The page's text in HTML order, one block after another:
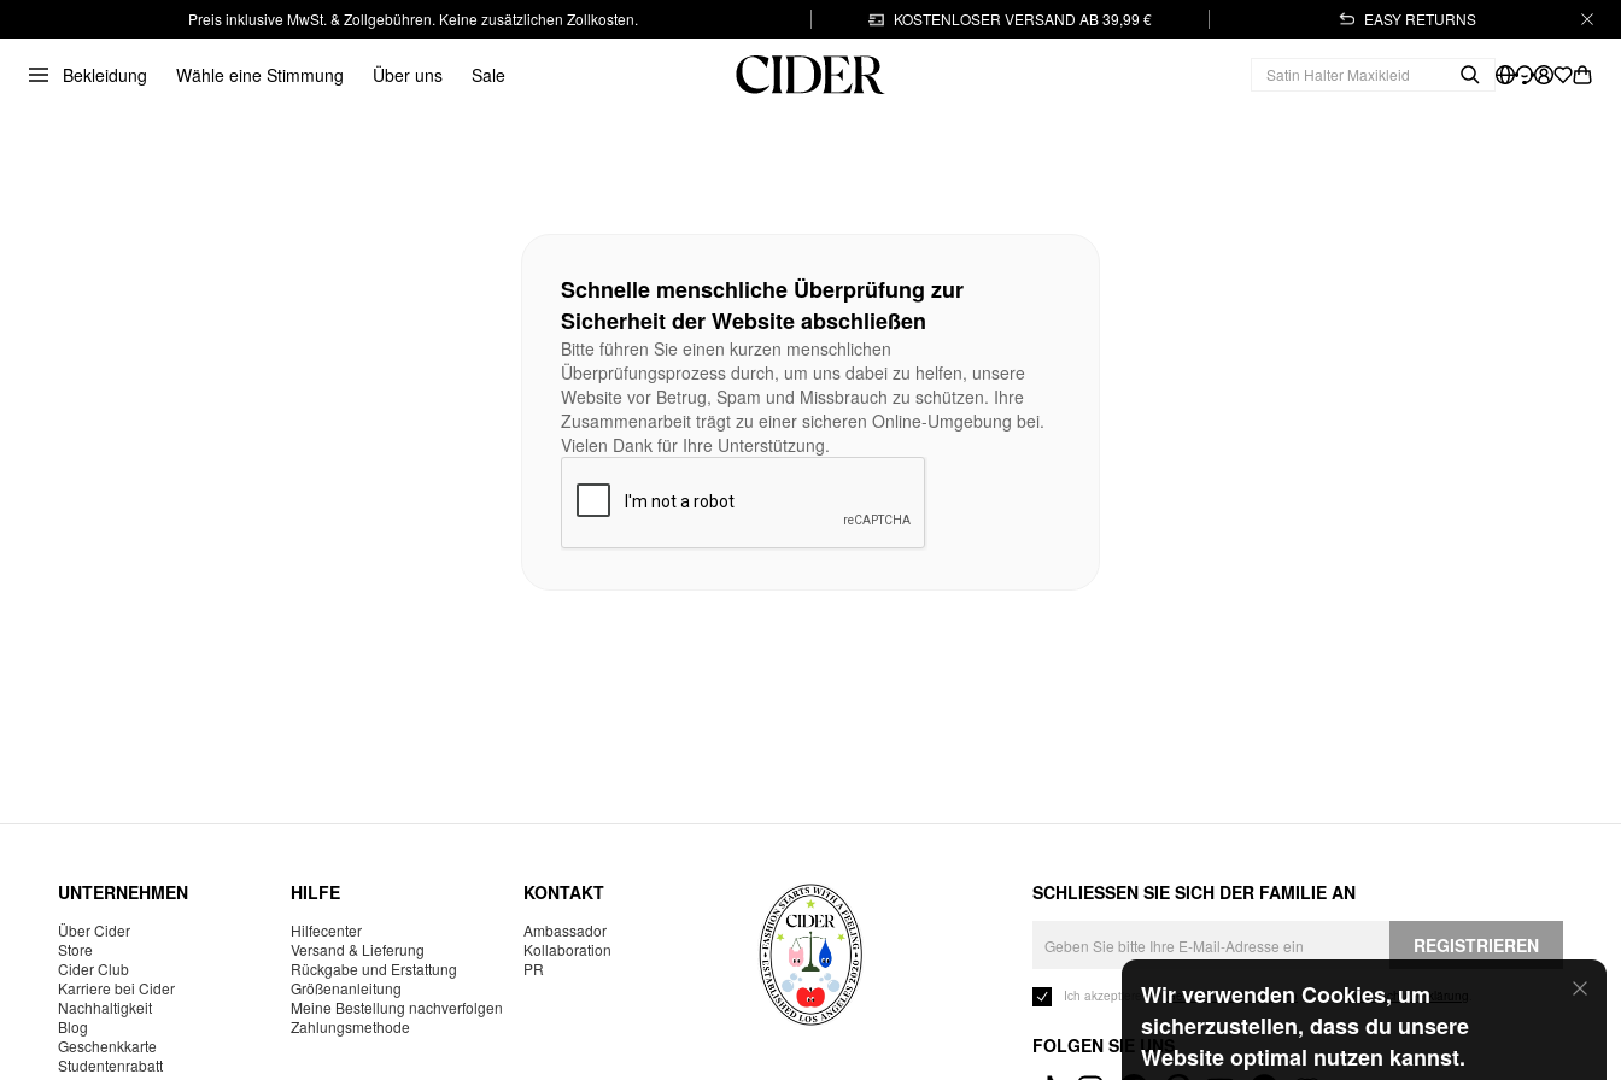
Preis inklusive MwSt. & Zollgebühren. Keine zusätzlichen Zollkosten. KOSTENLOSER VERSAND AB 39,99 € EASY RETURNS
Bekleidung Wähle eine Stimmung Über uns Sale
Wir verwenden Cookies, um
sicherzustellen, dass du unsere
Website optimal nutzen kannst.
Schnelle menschliche Überprüfung zur
Sicherheit der Website abschließen
Bitte führen Sie einen kurzen menschlichen
Überprüfungsprozess durch, um uns dabei zu helfen, unsere
Website vor Betrug, Spam und Missbrauch zu schützen. Ihre
Zusammenarbeit trägt zu einer sicheren Online-Umgebung bei.
Vielen Dank für Ihre Unterstützung.
UNTERNEHMEN
Über Cider
Store
Cider Club
Karriere bei Cider
Nachhaltigkeit
Blog
Geschenkkarte
Studentenrabatt
HILFE
Hilfecenter
Versand & Lieferung
Rückgabe und Erstattung
Größenanleitung
Meine Bestellung nachverfolgen
Zahlungsmethode
KONTAKT
Ambassador
Kollaboration
PR
SCHLIESSEN SIE SICH DER FAMILIE AN
REGISTRIEREN
Ich akzeptiere dieGeschäftsbedingungen und die Datenschutzerklärung
FOLGEN SIE UNS